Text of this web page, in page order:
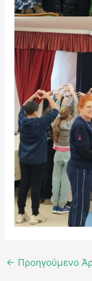
← Προηγούμενο